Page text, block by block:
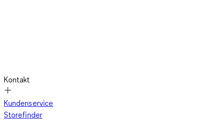
Kontakt
Kundenservice
Storefinder